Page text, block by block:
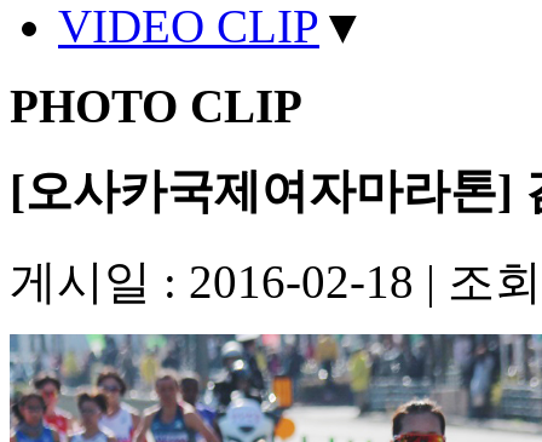
VIDEO CLIP ▼
PHOTO CLIP
[오사카국제여자마라톤]
게시일 : 2016-02-18 | 조